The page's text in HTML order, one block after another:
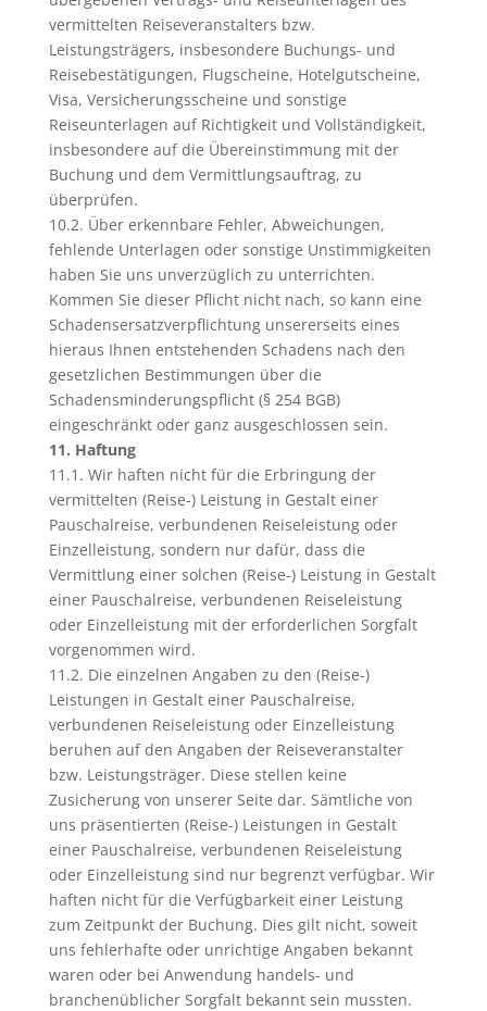
vermittelten Reiseveranstalters bzw.
Leistungsträgers, insbesondere Buchungs- und
Reisebestätigungen, Flugscheine, Hotelgutscheine,
Visa, Versicherungsscheine und sonstige
Reiseunterlagen auf Richtigkeit und Vollständigkeit,
insbesondere auf die Übereinstimmung mit der
Buchung und dem Vermittlungsauftrag, zu
überprüfen.
10.2. Über erkennbare Fehler, Abweichungen,
fehlende Unterlagen oder sonstige Unstimmigkeiten
haben Sie uns unverzüglich zu unterrichten.
Kommen Sie dieser Pflicht nicht nach, so kann eine
Schadensersatzverpflichtung unsererseits eines
hieraus Ihnen entstehenden Schadens nach den
gesetzlichen Bestimmungen über die
Schadensminderungspflicht (§ 254 BGB)
eingeschränkt oder ganz ausgeschlossen sein.
11. Haftung
11.1. Wir haften nicht für die Erbringung der
vermittelten (Reise-) Leistung in Gestalt einer
Pauschalreise, verbundenen Reiseleistung oder
Einzelleistung, sondern nur dafür, dass die
Vermittlung einer solchen (Reise-) Leistung in Gestalt
einer Pauschalreise, verbundenen Reiseleistung
oder Einzelleistung mit der erforderlichen Sorgfalt
vorgenommen wird.
11.2. Die einzelnen Angaben zu den (Reise-)
Leistungen in Gestalt einer Pauschalreise,
verbundenen Reiseleistung oder Einzelleistung
beruhen auf den Angaben der Reiseveranstalter
bzw. Leistungsträger. Diese stellen keine
Zusicherung von unserer Seite dar. Sämtliche von
uns präsentierten (Reise-) Leistungen in Gestalt
einer Pauschalreise, verbundenen Reiseleistung
oder Einzelleistung sind nur begrenzt verfügbar. Wir
haften nicht für die Verfügbarkeit einer Leistung
zum Zeitpunkt der Buchung. Dies gilt nicht, soweit
uns fehlerhafte oder unrichtige Angaben bekannt
waren oder bei Anwendung handels- und
branchenüblicher Sorgfalt bekannt sein mussten.